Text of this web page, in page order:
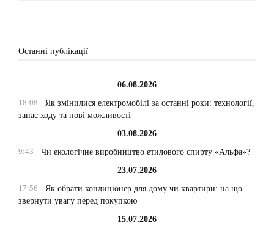
Останні публікації
06.08.2026
18:08
Як змінилися електромобілі за останні роки: технології,
запас ходу та нові можливості
03.08.2026
9:43
Чи екологічне виробництво етилового спирту «Альфа»?
23.07.2026
17:56
Як обрати кондиціонер для дому чи квартири: на що
звернути увагу перед покупкою
15.07.2026